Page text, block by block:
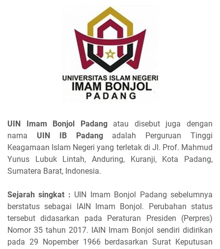
UIN Imam Bonjol Padang atau disebut juga dengan
nama UIN IB Padangadalah Perguruan Tinggi
Keagamaan Islam Negeri yang terletak di Jl. Prof. Mahmud
Yunus Lubuk Lintah, Anduring, Kuranji, Kota Padang,
Sumatera Barat, Indonesia.
Sejarah singkat : UIN Imam Bonjol Padang sebelumnya
berstatus sebagai IAIN Imam Bonjol. Perubahan status
tersebut didasarkan pada Peraturan Presiden (Perpres)
Nomor 35 tahun 2017. IAIN Imam Bonjol sendiri didirikan
pada 29 Nopember 1966 berdasarkan Surat Keputusan